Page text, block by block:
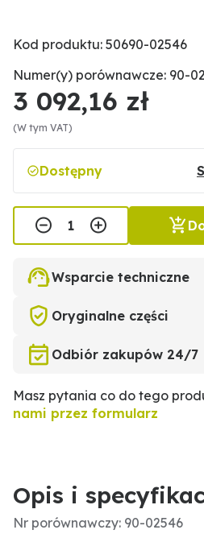
Kod produktu: 50690-02546
Numer(y) porównawcze: 90-
3 092,16 zł
(W tym VAT)
Dostępny
Wsparcie techniczne
Oryginalne części
Odbiór zakupów 24/7
Masz pytania co do tego
nami przez formularz
Opis i
Nr porównawczy: 90-02546